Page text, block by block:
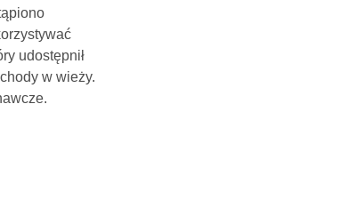
udostępnił
w wieży.